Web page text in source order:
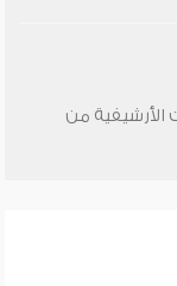
الأرشيفية من